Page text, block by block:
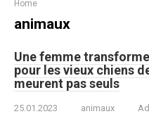
Home
animaux
Une femme
pour les vieux chiens
meurent pas seuls
25.01.2023 animaux